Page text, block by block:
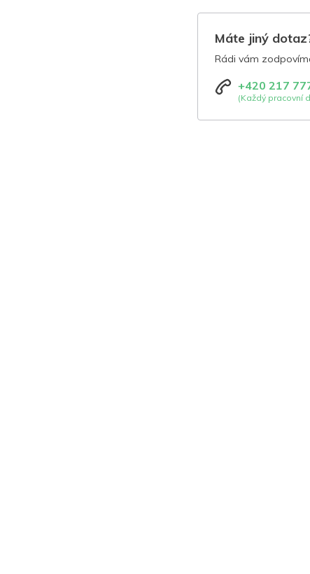
Máte jiný
Rádi vám
+420 217
(Každý pracovní